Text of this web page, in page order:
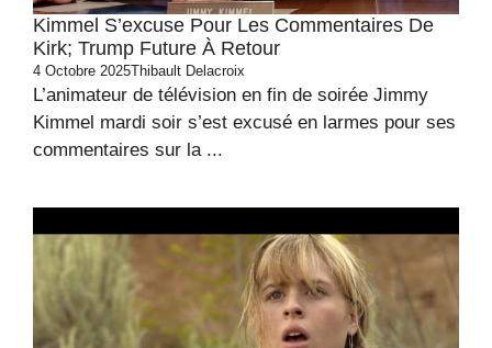
Kimmel S’excuse Pour Les Commentaires De
Kirk; Trump Future À Retour
4 Octobre 2025Thibault Delacroix
L’animateur de télévision en fin de soirée Jimmy
Kimmel mardi soir s’est excusé en larmes pour ses
commentaires sur la ...